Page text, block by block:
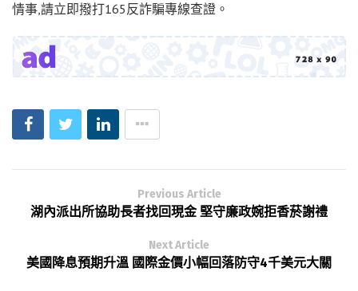
情事,請立即撥打165反詐騙專線查證。
Previous Article
湖內派出所協助長者找回現金 堅守廉政婉拒香菸謝禮
Next Article
美國降息預期升溫 國際金價小幅回落防守4千美元大關